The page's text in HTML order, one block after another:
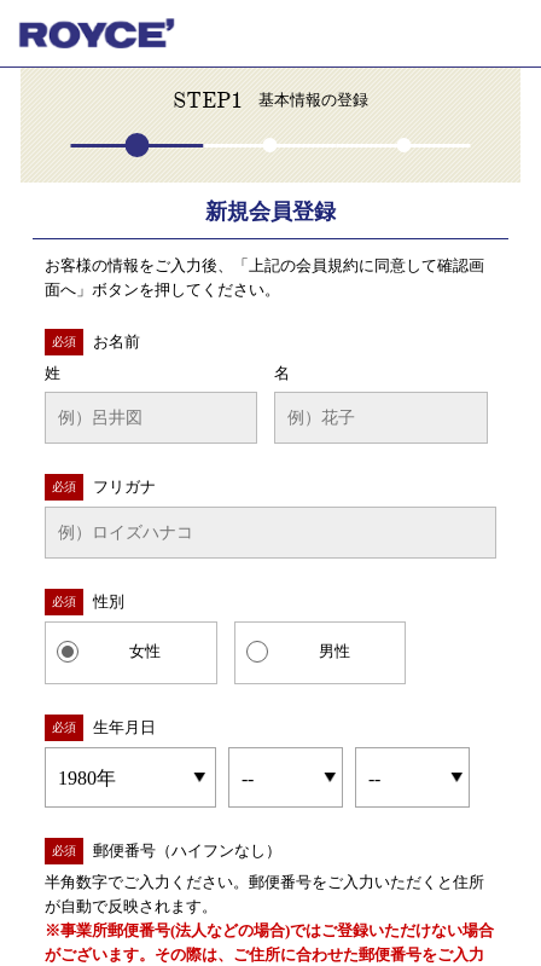
STEP1 基本情報の登録
新規会員登録
お客様の情報をご入力後、「上記の会員規約に同意して確認画
面へ」ボタンを押してください。
必須
お名前
姓
名
必須 フリガナ
必須 性別
女性 男性
必須 生年月日
必須
郵便番号（ハイフンなし）
半角数字でご入力ください。郵便番号をご入力いただくと住所
が自動で反映されます。
※事業所郵便番号(法人などの場合)ではご登録いただけない場合
がございます。その際は、ご住所に合わせた郵便番号をご入力